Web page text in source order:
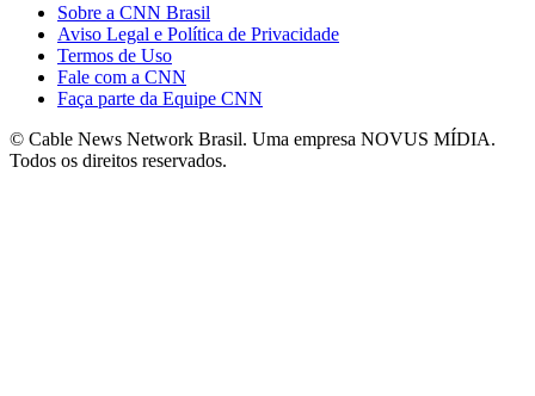
Sobre a CNN Brasil
Aviso Legal e Política de Privacidade
Termos de Uso
Fale com a CNN
Faça parte da Equipe CNN
© Cable News Network Brasil. Uma empresa NOVUS MÍDIA.
Todos os direitos reservados.